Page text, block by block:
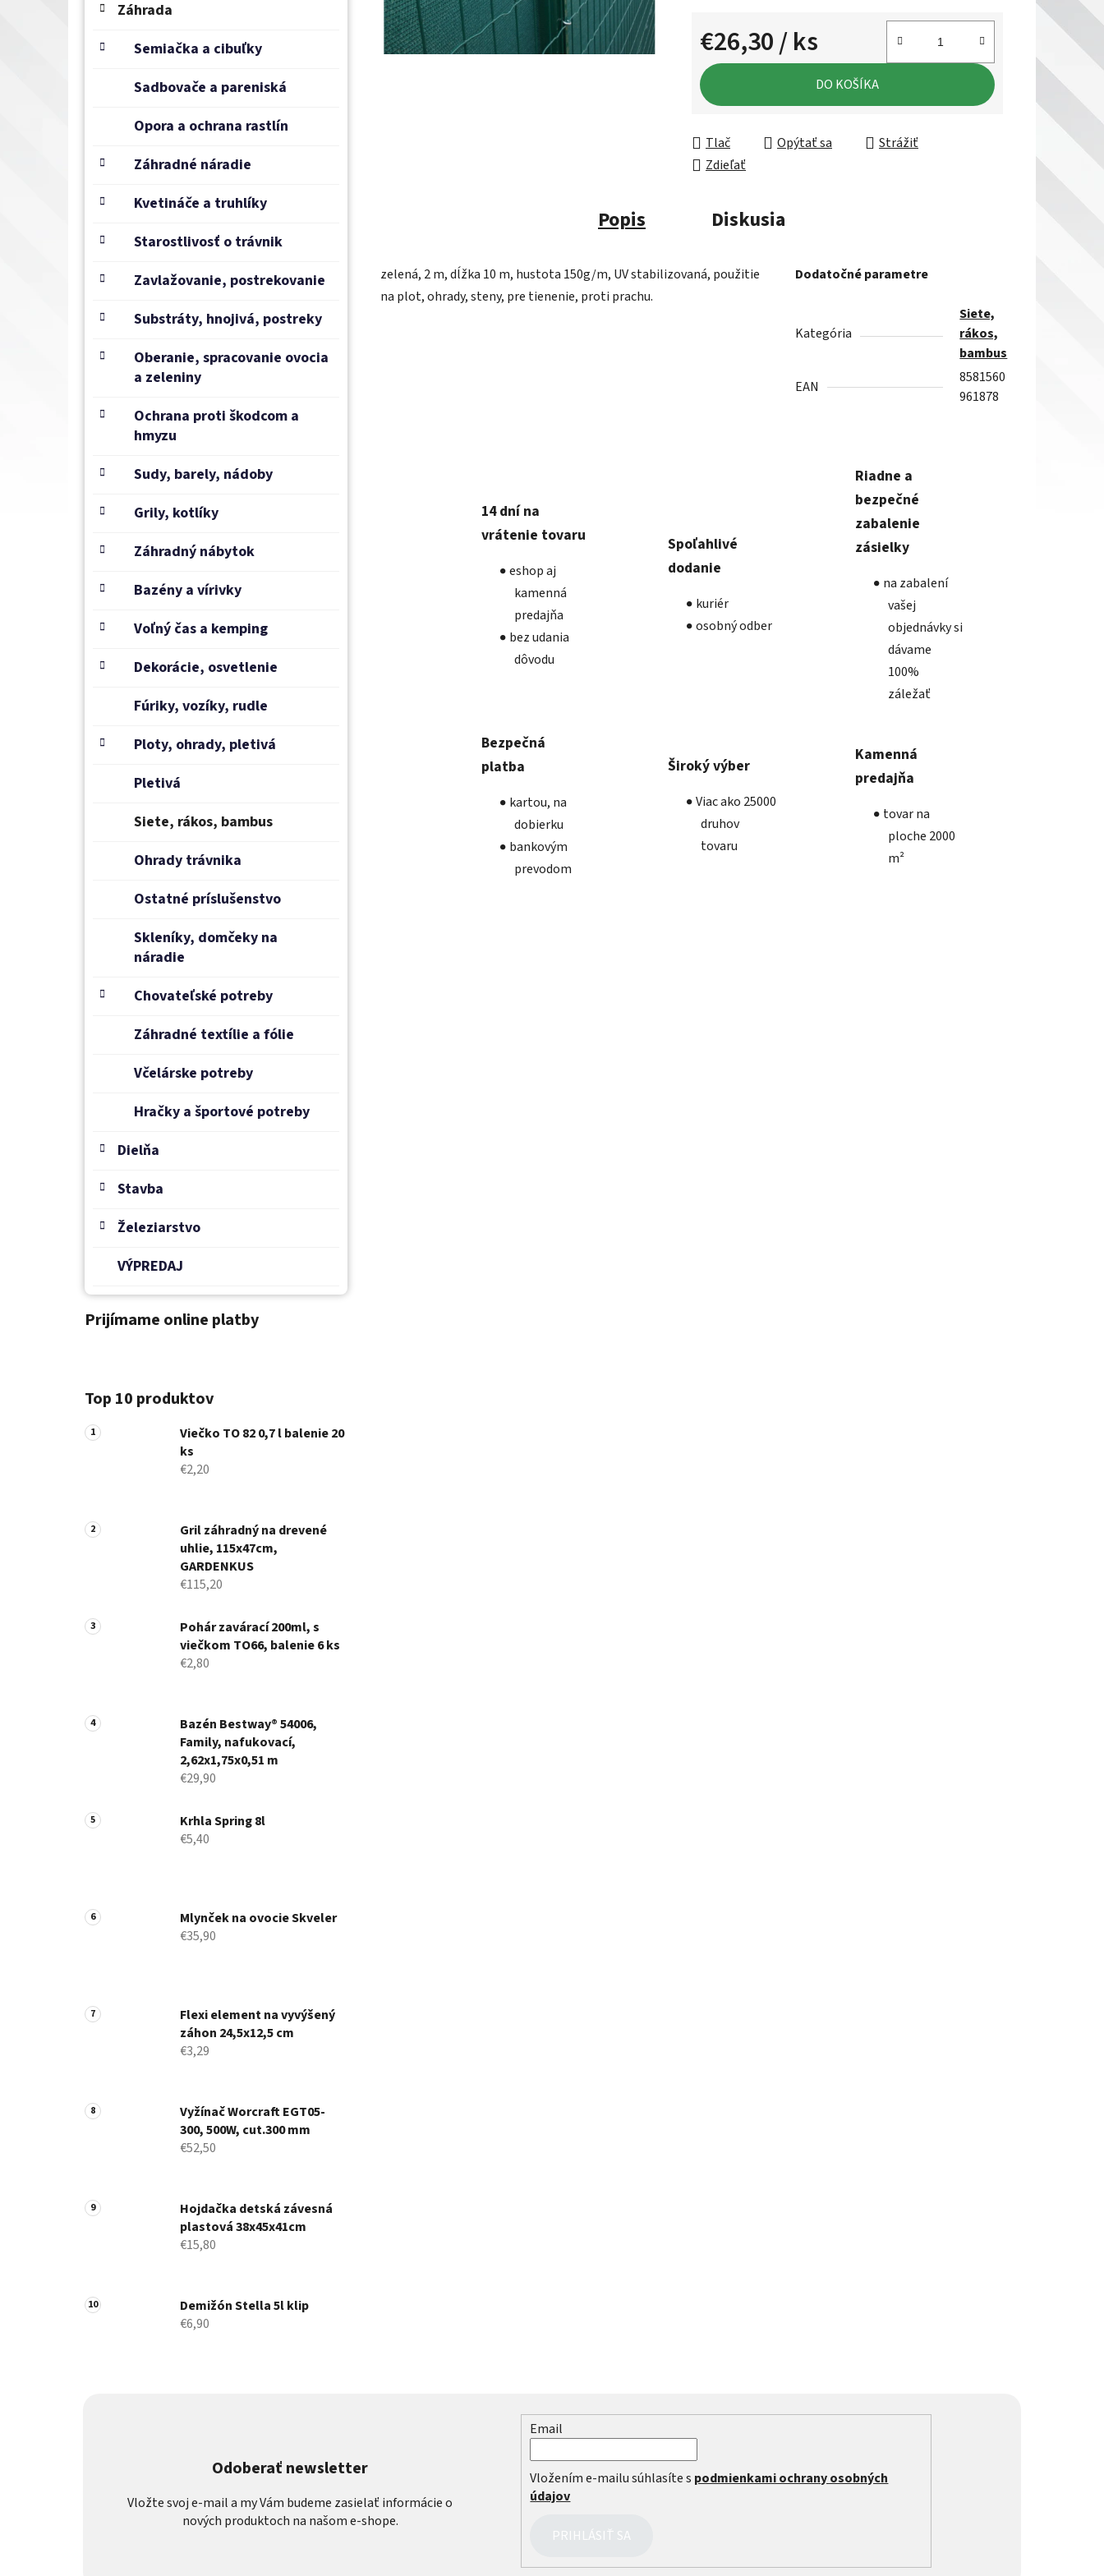
Záhrada
Semiačka a cibuľky
Sadbovače a pareniská
Opora a ochrana rastlín
Záhradné náradie
Kvetináče a truhlíky
Starostlivosť o trávnik
Zavlažovanie, postrekovanie
Substráty, hnojivá, postreky
Oberanie, spracovanie ovocia
a zeleniny
Ochrana proti škodcom a
hmyzu
Sudy, barely, nádoby
Grily, kotlíky
Záhradný nábytok
Bazény a vírivky
Voľný čas a kemping
Dekorácie, osvetlenie
Fúriky, vozíky, rudle
Ploty, ohrady, pletivá
Pletivá
Siete, rákos, bambus
Ohrady trávnika
Ostatné príslušenstvo
Skleníky, domčeky na
náradie
Chovateľské potreby
Záhradné textílie a fólie
Včelárske potreby
Hračky a športové potreby
Dielňa
Stavba
Železiarstvo
VÝPREDAJ
Prijímame online platby
Top 10 produktov
Viečko TO 82 0,7 l balenie 20
ks
€2,20
Gril záhradný na drevené
uhlie, 115x47cm,
GARDENKUS
€115,20
Pohár zavárací 200ml, s
viečkom TO66, balenie 6 ks
€2,80
Bazén Bestway® 54006,
Family, nafukovací,
2,62x1,75x0,51 m
€29,90
Krhla Spring 8l
€5,40
Mlynček na ovocie Skveler
€35,90
Flexi element na vyvýšený
záhon 24,5x12,5 cm
€3,29
Vyžínač Worcraft EGT05-
300, 500W, cut.300 mm
€52,50
Hojdačka detská závesná
plastová 38x45x41cm
€15,80
Demižón Stella 5l klip
€6,90
€26,30/ ks
Jednotková cena:
DO KOŠÍKA
Tlač Opýtať sa
Strážiť
Zdieľať
Popis Diskusia
zelená, 2 m, dĺžka 10 m, hustota 150g/m, UV stabilizovaná, použitie
na plot, ohrady, steny, pre tienenie, proti prachu.
Dodatočné parametre
Kategória
Siete,
rákos,
bambus
EAN
8581560
961878
14 dní na
vrátenie tovaru
eshop aj
kamenná
predajňa
bez udania
dôvodu
Spoľahlivé
dodanie
kuriér
osobný odber
Riadne a
bezpečné
zabalenie
zásielky
na zabalení
vašej
objednávky si
dávame
100%
záležať
Bezpečná
platba
kartou, na
dobierku
bankovým
prevodom
Široký výber
Viac ako 25000
druhov
tovaru
Kamenná
predajňa
tovar na
ploche 2000
m²
Odoberať newsletter
Vložte svoj e-mail a my Vám budeme zasielať informácie o
nových produktoch na našom e-shope.
Email
Vložením e-mailu súhlasíte s podmienkami ochrany osobných
údajov
PRIHLÁSIŤ SA